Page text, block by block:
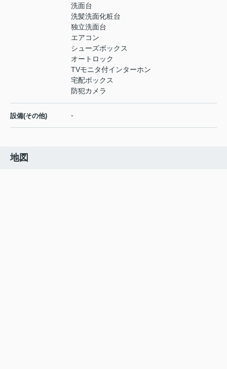
洗面台
洗髪洗面化粧台
独立洗面台
エアコン
シューズボックス
オートロック
TVモニタ付インターホン
宅配ボックス
防犯カメラ
設備(その他) -
地図